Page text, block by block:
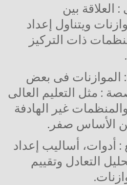
: العلاقة بين
ويتناول إعداد
ذات التركيز
الموازنات فى بعض
: مثل التعليم العالى
غير الهادفة
من الأساس صفر.
: أدوات، أساليب إعداد
التعادل وتقييم